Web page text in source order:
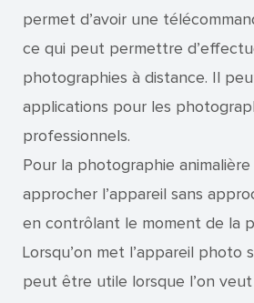
permet d’avoir une
ce qui peut permettre
photographies à distance. Il
applications pour les
professionnels.
Pour la photographie
approcher l’appareil sans
en contrôlant le moment de la
Lorsqu’on met l’appareil photo
peut être utile lorsque l’on